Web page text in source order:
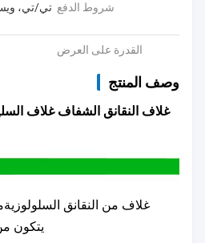
شروط الدفع تي/تي،
القدرة على العرض
وصف المنتج
غلاف النقانق الشفاف غلاف
غلاف من النقانق السلولوزية
يتكون